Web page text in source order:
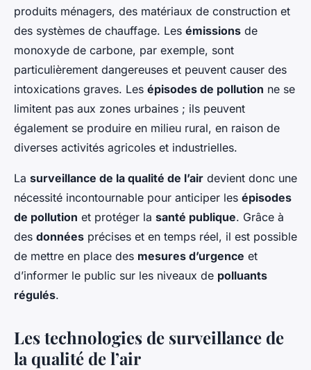
produits ménagers, des matériaux de construction et
des systèmes de chauffage. Les émissions de
monoxyde de carbone, par exemple, sont
particulièrement dangereuses et peuvent causer des
intoxications graves. Les épisodes de pollution ne se
limitent pas aux zones urbaines ; ils peuvent
également se produire en milieu rural, en raison de
diverses activités agricoles et industrielles.
La surveillance de la qualité de l’air devient donc une
nécessité incontournable pour anticiper les épisodes
de pollution et protéger la santé publique. Grâce à
des données précises et en temps réel, il est possible
de mettre en place des mesures d’urgence et
d’informer le public sur les niveaux de polluants
régulés.
Les technologies de surveillance de
la qualité de l’air